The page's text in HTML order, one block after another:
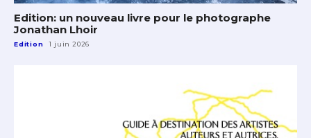
Edition: un nouveau livre pour le photographe
Jonathan Lhoir
Edition 1 juin 2026